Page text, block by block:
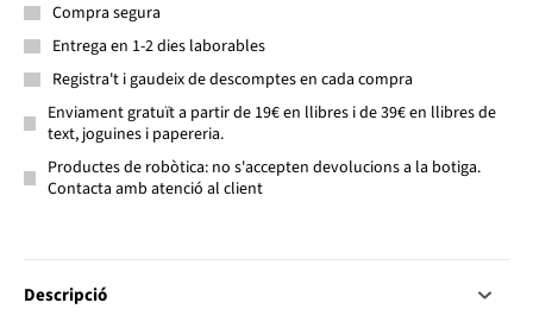
Compra segura
Entrega en 1-2 dies laborables
Registra't i gaudeix de descomptes en cada compra
Enviament gratuït a partir de 19€ en llibres i de 39€ en llibres de
text, joguines i papereria.
Productes de robòtica: no s'accepten devolucions a la botiga.
Contacta amb atenció al client
Descripció